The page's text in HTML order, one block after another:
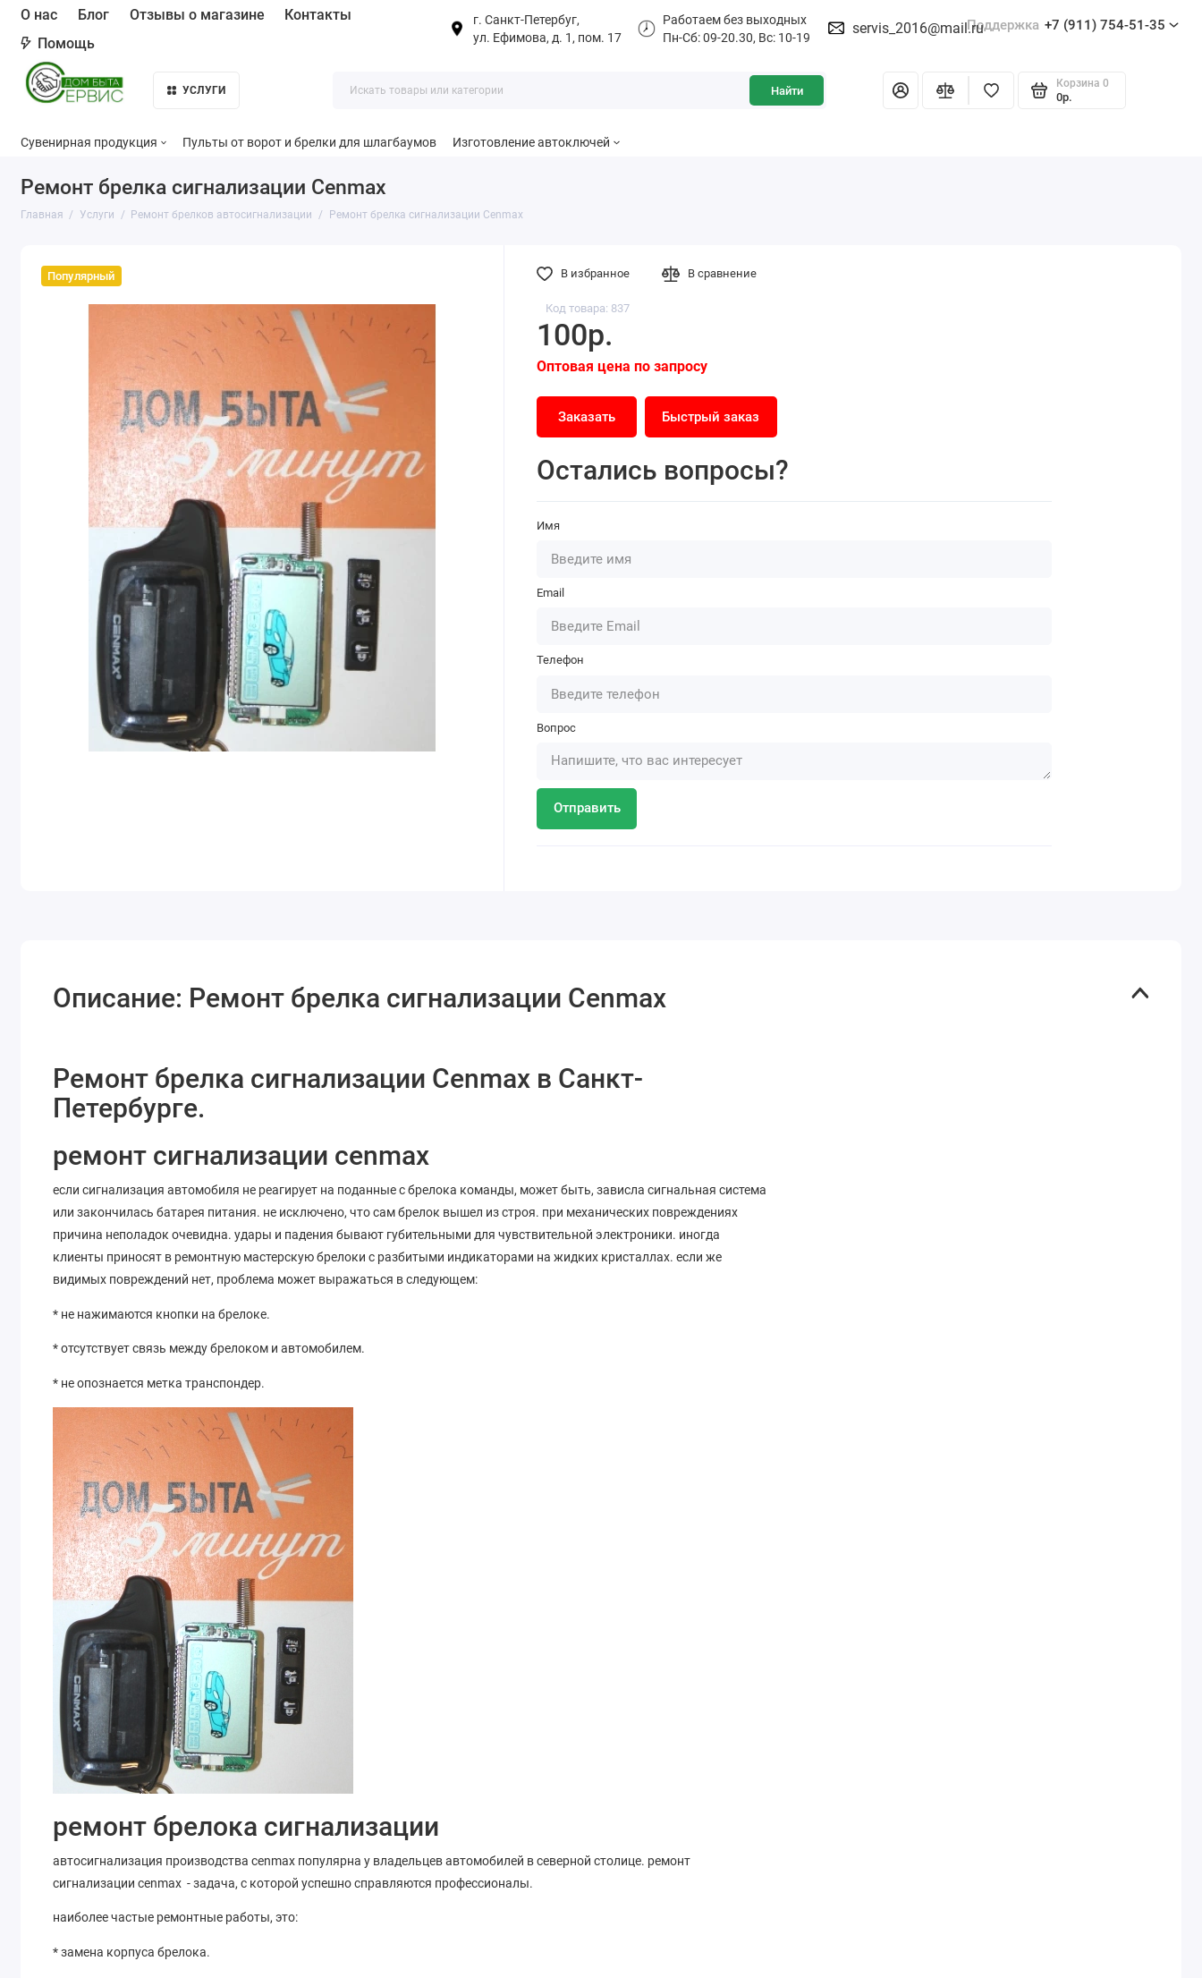
О нас Блог Отзывы о магазине
Контакты
Помощь
г. Санкт-Петербуг,
ул. Ефимова, д. 1, пом. 17
Работаем без выходных
Пн-Сб: 09-20.30, Вс: 10-19
servis_2016@mail.ruПоддержка +7 (911) 754-51-35
УСЛУГИ Найти
Корзина 0
0р.
Сувенирная продукция Пульты от ворот и брелки для шлагбаумов Изготовление автоключей
Ремонт брелка сигнализации Cenmax
Главная Услуги Ремонт брелков автосигнализации Ремонт брелка сигнализации Cenmax
Популярный
Код товара: 837
100р.
Оптовая цена по запросу
Заказать Быстрый заказ
Остались вопросы?
Имя
Email
Телефон
Вопрос
Отправить
В избранное В сравнение
Описание: Ремонт брелка сигнализации Cenmax
Ремонт брелка сигнализации Cenmax в Санкт-
Петербурге.
ремонт сигнализации cenmax
если сигнализация автомобиля не реагирует на поданные с брелока команды, может быть, зависла сигнальная система
или закончилась батарея питания. не исключено, что сам брелок вышел из строя. при механических повреждениях
причина неполадок очевидна. удары и падения бывают губительными для чувствительной электроники. иногда
клиенты приносят в ремонтную мастерскую брелоки с разбитыми индикаторами на жидких кристаллах. если же
видимых повреждений нет, проблема может выражаться в следующем:
* не нажимаются кнопки на брелоке.
* отсутствует связь между брелоком и автомобилем.
* не опознается метка транспондер.
ремонт брелока сигнализации
автосигнализация производства cenmax популярна у владельцев автомобилей в северной столице. ремонт
сигнализации cenmax - задача, с которой успешно справляются профессионалы.
наиболее частые ремонтные работы, это:
* замена корпуса брелока.